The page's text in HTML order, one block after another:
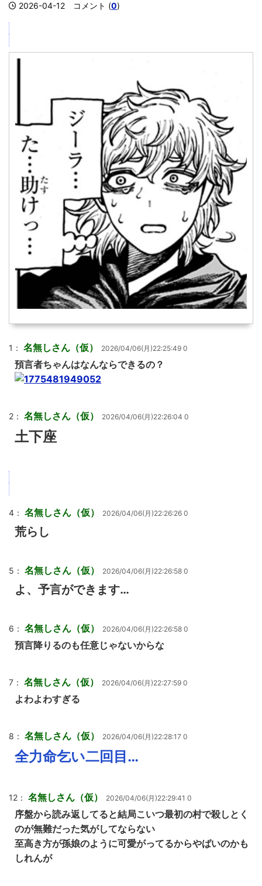
2026-04-12 コメント (0)
1： 名無しさん（仮） 2026/04/06(月)22:25:49 0
預言者ちゃんはなんならできるの？
2： 名無しさん（仮） 2026/04/06(月)22:26:04 0
土下座
4： 名無しさん（仮） 2026/04/06(月)22:26:26 0
荒らし
5： 名無しさん（仮） 2026/04/06(月)22:26:58 0
よ、予言ができます…
6： 名無しさん（仮） 2026/04/06(月)22:26:58 0
預言降りるのも任意じゃないからな
7： 名無しさん（仮） 2026/04/06(月)22:27:59 0
よわよわすぎる
8： 名無しさん（仮） 2026/04/06(月)22:28:17 0
全力命乞い二回目…
12： 名無しさん（仮） 2026/04/06(月)22:29:41 0
序盤から読み返してると結局こいつ最初の村で殺しとく
のが無難だった気がしてならない
至高き方が孫娘のように可愛がってるからやばいのかも
しれんが